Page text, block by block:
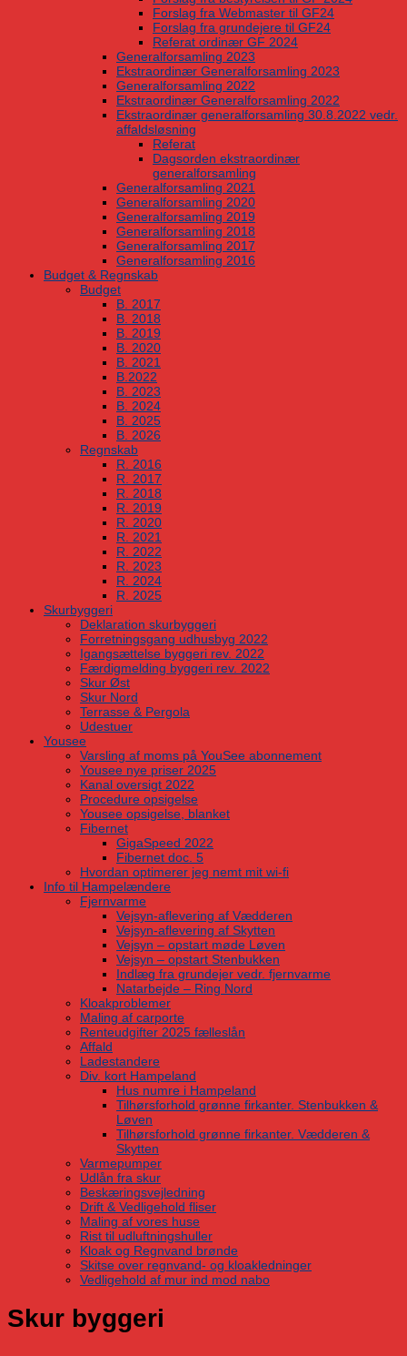
Forslag fra Webmaster til GF24
Forslag fra grundejere til GF24
Referat ordinær GF 2024
Generalforsamling 2023
Ekstraordinær Generalforsamling 2023
Generalforsamling 2022
Ekstraordinær Generalforsamling 2022
Ekstraordinær generalforsamling 30.8.2022 vedr.
affaldsløsning
Referat
Dagsorden ekstraordinær
generalforsamling
Generalforsamling 2021
Generalforsamling 2020
Generalforsamling 2019
Generalforsamling 2018
Generalforsamling 2017
Generalforsamling 2016
Budget & Regnskab
Budget
B. 2017
B. 2018
B. 2019
B. 2020
B. 2021
B.2022
B. 2023
B. 2024
B. 2025
B. 2026
Regnskab
R. 2016
R. 2017
R. 2018
R. 2019
R. 2020
R. 2021
R. 2022
R. 2023
R. 2024
R. 2025
Skurbyggeri
Deklaration skurbyggeri
Forretningsgang udhusbyg 2022
Igangsættelse byggeri rev. 2022
Færdigmelding byggeri rev. 2022
Skur Øst
Skur Nord
Terrasse & Pergola
Udestuer
Yousee
Varsling af moms på YouSee abonnement
Yousee nye priser 2025
Kanal oversigt 2022
Procedure opsigelse
Yousee opsigelse, blanket
Fibernet
GigaSpeed 2022
Fibernet doc. 5
Hvordan optimerer jeg nemt mit wi-fi
Info til Hampelændere
Fjernvarme
Vejsyn-aflevering af Vædderen
Vejsyn-aflevering af Skytten
Vejsyn – opstart møde Løven
Vejsyn – opstart Stenbukken
Indlæg fra grundejer vedr. fjernvarme
Natarbejde – Ring Nord
Kloakproblemer
Maling af carporte
Renteudgifter 2025 fælleslån
Affald
Ladestandere
Div. kort Hampeland
Hus numre i Hampeland
Tilhørsforhold grønne firkanter. Stenbukken &
Løven
Tilhørsforhold grønne firkanter. Vædderen &
Skytten
Varmepumper
Udlån fra skur
Beskæringsvejledning
Drift & Vedligehold fliser
Maling af vores huse
Rist til udluftningshuller
Kloak og Regnvand brønde
Skitse over regnvand- og kloakledninger
Vedligehold af mur ind mod nabo
Skur byggeri